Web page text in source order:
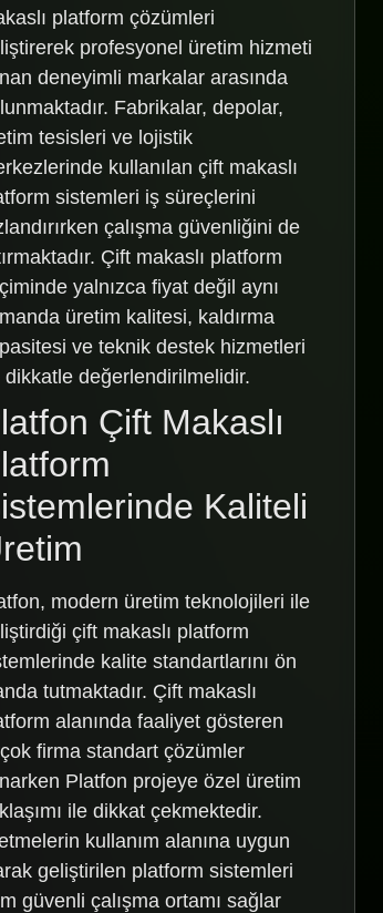
platform çözümleri
profesyonel üretim hizmeti
deneyimli markalar arasında
Fabrikalar, depolar,
tesisleri ve lojistik
kullanılan çift makaslı
sistemleri iş süreçlerini
çalışma güvenliğini de
Çift makaslı platform
yalnızca fiyat değil aynı
üretim kalitesi, kaldırma
ve teknik destek hizmetleri
dikkatle değerlendirilmelidir.
Çift Makaslı
Kaliteli
modern üretim teknolojileri ile
çift makaslı platform
kalite standartlarını ön
tutmaktadır. Çift makaslı
alanında faaliyet gösteren
firma standart çözümler
Platfon projeye özel üretim
ile dikkat çekmektedir.
kullanım alanına uygun
geliştirilen platform sistemleri
güvenli çalışma ortamı sağlar